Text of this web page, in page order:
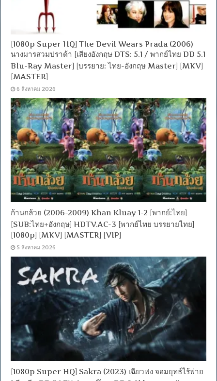
[1080p Super HQ] The Devil Wears Prada (2006)
นางมารสวมปราด้า [เสียงอังกฤษ DTS: 5.1 / พากย์ไทย DD 5.1
Blu-Ray Master] [บรรยาย: ไทย-อังกฤษ Master] [MKV]
[MASTER]
6 สิงหาคม 2026
ก้านกล้วย (2006-2009) Khan Kluay 1-2 [พากย์:ไทย]
[SUB:ไทย+อังกฤษ] HDTV.AC-3 [พากย์ไทย บรรยายไทย]
[1080p] [MKV] [MASTER] [VIP]
5 สิงหาคม 2026
[1080p Super HQ] Sakra (2023) เฉียวฟง จอมยุทธ์ไร้พ่าย